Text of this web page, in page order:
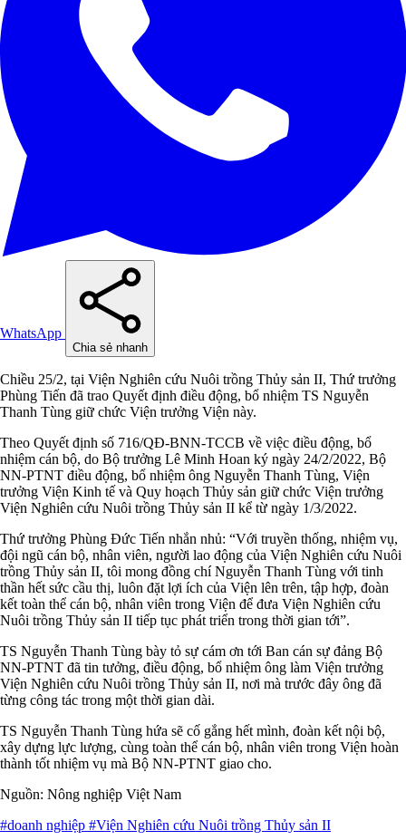
WhatsApp
Chia sẻ nhanh
Chiều 25/2, tại Viện Nghiên cứu Nuôi trồng Thủy sản II, Thứ trưởng
Phùng Tiến đã trao Quyết định điều động, bổ nhiệm TS Nguyễn
Thanh Tùng giữ chức Viện trưởng Viện này.
Theo Quyết định số 716/QĐ-BNN-TCCB về việc điều động, bổ
nhiệm cán bộ, do Bộ trưởng Lê Minh Hoan ký ngày 24/2/2022, Bộ
NN-PTNT điều động, bổ nhiệm ông Nguyễn Thanh Tùng, Viện
trưởng Viện Kinh tế và Quy hoạch Thủy sản giữ chức Viện trưởng
Viện Nghiên cứu Nuôi trồng Thủy sản II kể từ ngày 1/3/2022.
Thứ trưởng Phùng Đức Tiến nhắn nhủ: “Với truyền thống, nhiệm vụ,
đội ngũ cán bộ, nhân viên, người lao động của Viện Nghiên cứu Nuôi
trồng Thủy sản II, tôi mong đồng chí Nguyễn Thanh Tùng với tinh
thần hết sức cầu thị, luôn đặt lợi ích của Viện lên trên, tập hợp, đoàn
kết toàn thể cán bộ, nhân viên trong Viện để đưa Viện Nghiên cứu
Nuôi trồng Thủy sản II tiếp tục phát triển trong thời gian tới”.
TS Nguyễn Thanh Tùng bày tỏ sự cám ơn tới Ban cán sự đảng Bộ
NN-PTNT đã tin tưởng, điều động, bổ nhiệm ông làm Viện trưởng
Viện Nghiên cứu Nuôi trồng Thủy sản II, nơi mà trước đây ông đã
từng công tác trong một thời gian dài.
TS Nguyễn Thanh Tùng hứa sẽ cố gắng hết mình, đoàn kết nội bộ,
xây dựng lực lượng, cùng toàn thể cán bộ, nhân viên trong Viện hoàn
thành tốt nhiệm vụ mà Bộ NN-PTNT giao cho.
Nguồn: Nông nghiệp Việt Nam
#doanh nghiệp #Viện Nghiên cứu Nuôi trồng Thủy sản II